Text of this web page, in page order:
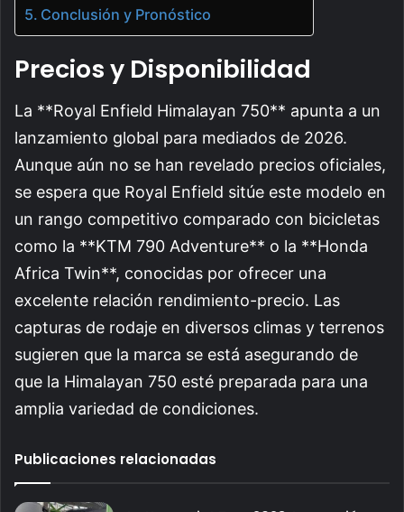
Conclusión y Pronóstico
Precios y Disponibilidad
La **Royal Enfield Himalayan 750** apunta a un
lanzamiento global para mediados de 2026.
Aunque aún no se han revelado precios oficiales,
se espera que Royal Enfield sitúe este modelo en
un rango competitivo comparado con bicicletas
como la **KTM 790 Adventure** o la **Honda
Africa Twin**, conocidas por ofrecer una
excelente relación rendimiento-precio. Las
capturas de rodaje en diversos climas y terrenos
sugieren que la marca se está asegurando de
que la Himalayan 750 esté preparada para una
amplia variedad de condiciones.
Publicaciones relacionadas